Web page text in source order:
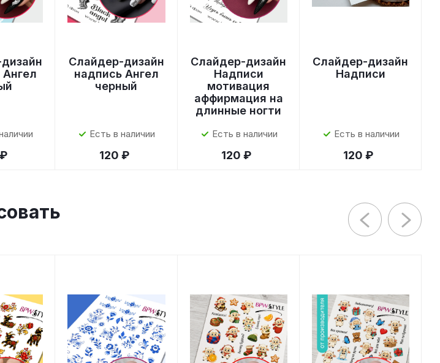
Ангел
Слайдер-дизайн
надпись Ангел
черный
Есть в наличии
120 ₽
Слайдер-дизайн
Надписи
мотивация
аффирмация на
длинные ногти
Есть в наличии
120 ₽
Слайдер-дизайн
Надписи
Есть в наличии
120 ₽